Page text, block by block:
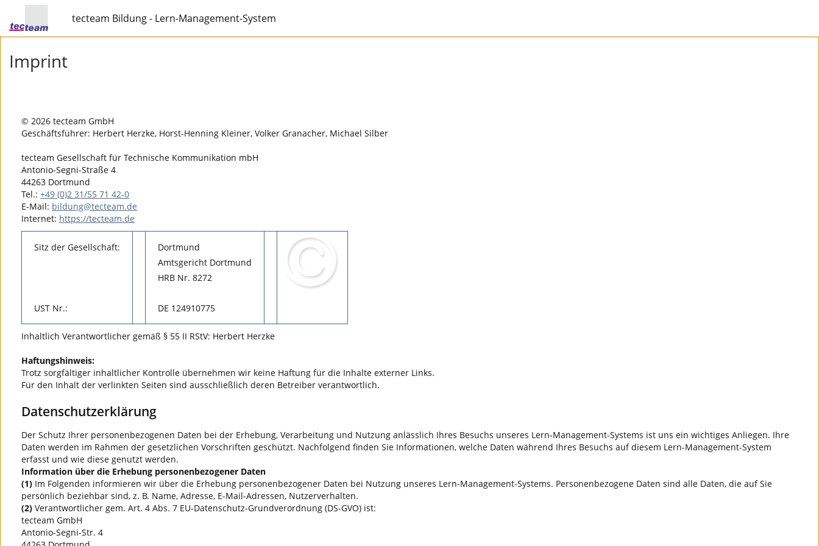
tecteam Bildung - Lern-Management-System
Imprint
© 2026 tecteam GmbH
Geschäftsführer: Herbert Herzke, Horst-Henning Kleiner, Volker Granacher, Michael Silber
tecteam Gesellschaft für Technische Kommunikation mbH
Antonio-Segni-Straße 4
44263 Dortmund
Tel.: +49 (0)2 31/55 71 42-0
E-Mail: bildung@tecteam.de
Internet: https://tecteam.de
Sitz der Gesellschaft:
UST Nr.:
Dortmund
Amtsgericht Dortmund
HRB Nr. 8272
DE 124910775
Inhaltlich Verantwortlicher gemäß § 55 II RStV: Herbert Herzke
Haftungshinweis:
Trotz sorgfältiger inhaltlicher Kontrolle übernehmen wir keine Haftung für die Inhalte externer Links.
Für den Inhalt der verlinkten Seiten sind ausschließlich deren Betreiber verantwortlich.
Datenschutzerklärung
Der Schutz Ihrer personenbezogenen Daten bei der Erhebung, Verarbeitung und Nutzung anlässlich Ihres Besuchs unseres Lern-Management-Systems ist uns ein wichtiges Anliegen. Ihre
Daten werden im Rahmen der gesetzlichen Vorschriften geschützt. Nachfolgend finden Sie Informationen, welche Daten während Ihres Besuchs auf diesem Lern-Management-System
erfasst und wie diese genutzt werden.
Information über die Erhebung personenbezogener Daten
(1) Im Folgenden informieren wir über die Erhebung personenbezogener Daten bei Nutzung unseres Lern-Management-Systems. Personenbezogene Daten sind alle Daten, die auf Sie
persönlich beziehbar sind, z. B. Name, Adresse, E-Mail-Adressen, Nutzerverhalten.
(2) Verantwortlicher gem. Art. 4 Abs. 7 EU-Datenschutz-Grundverordnung (DS-GVO) ist:
tecteam GmbH
Antonio-Segni-Str. 4